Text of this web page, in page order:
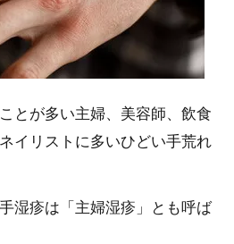
とが多い主婦、美容師、飲食
イリストに多いひどい手荒れ
湿疹は「主婦湿疹」とも呼ば